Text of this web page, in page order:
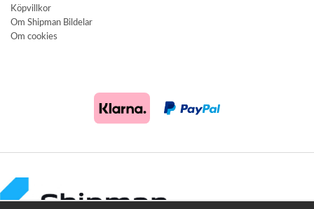
Köpvillkor
Om Shipman Bildelar
Om cookies